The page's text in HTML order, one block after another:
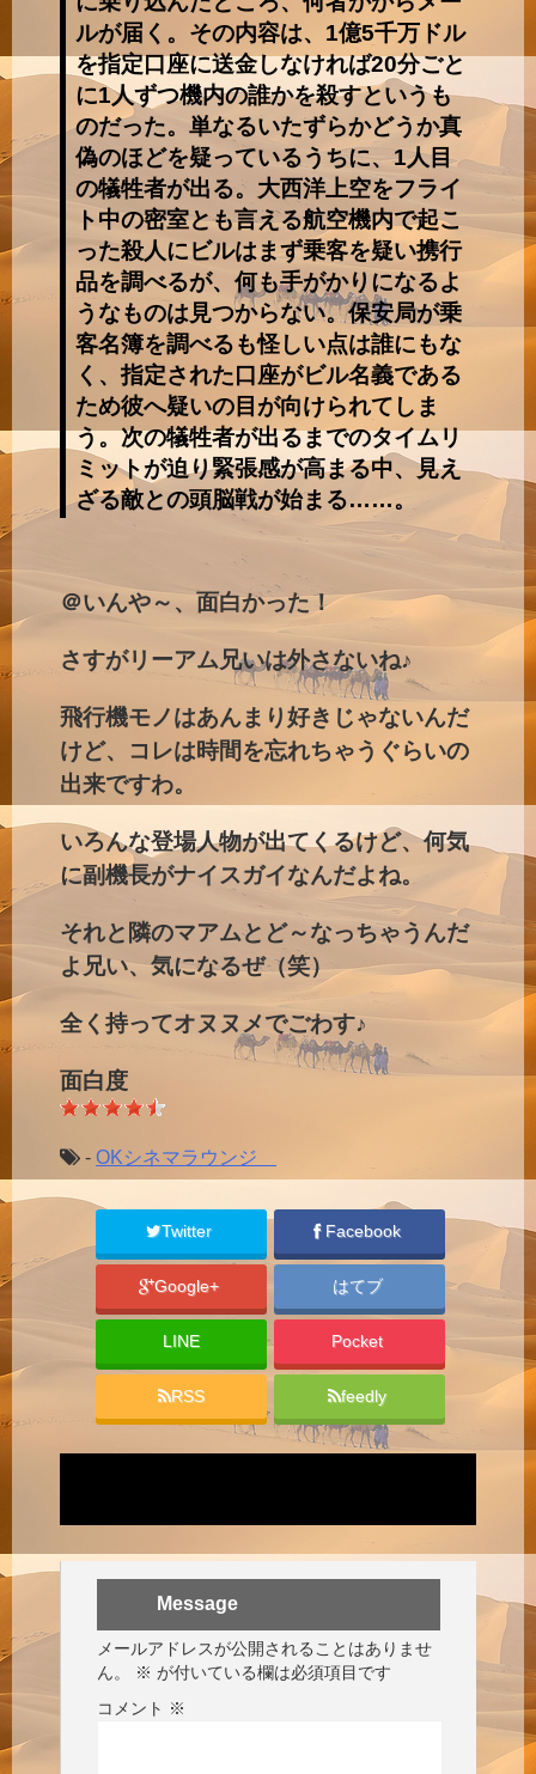
ルが届く。その内容は、1億5千万ドル
を指定口座に送金しなければ20分ごと
に1人ずつ機内の誰かを殺すというも
のだった。単なるいたずらかどうか真
偽のほどを疑っているうちに、1人目
の犠牲者が出る。大西洋上空をフライ
ト中の密室とも言える航空機内で起こ
った殺人にビルはまず乗客を疑い携行
品を調べるが、何も手がかりになるよ
うなものは見つからない。保安局が乗
客名簿を調べるも怪しい点は誰にもな
く、指定された口座がビル名義である
ため彼へ疑いの目が向けられてしま
う。次の犠牲者が出るまでのタイムリ
ミットが迫り緊張感が高まる中、見え
ざる敵との頭脳戦が始まる……。
＠いんや～、面白かった！
さすがリーアム兄いは外さないね♪
飛行機モノはあんまり好きじゃないんだ
けど、コレは時間を忘れちゃうぐらいの
出来ですわ。
いろんな登場人物が出てくるけど、何気
に副機長がナイスガイなんだよね。
それと隣のマアムとど～なっちゃうんだ
よ兄い、気になるぜ（笑）
全く持ってオヌヌメでごわす♪
面白度
- OKシネマラウンジ
Twitter Facebook
Google+ はてブ
LINE Pocket
RSS feedly
Message
メールアドレスが公開されることはありませ
ん。
※ が付いている欄は必須項目です
コメント ※